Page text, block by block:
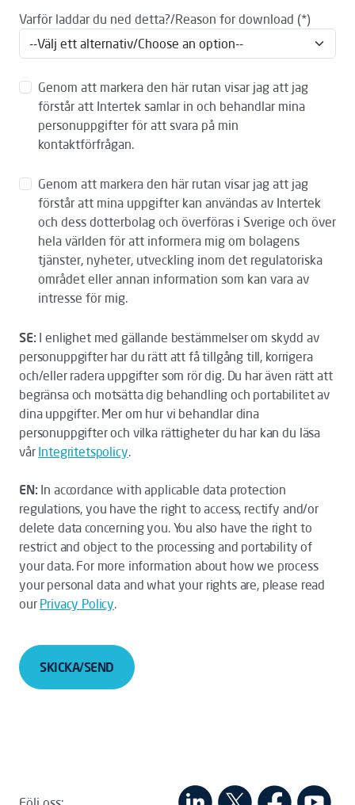
Varför laddar du ned detta?/Reason for download
Genom att markera den här rutan visar jag att jag
förstår att Intertek samlar in och behandlar mina
personuppgifter för att svara på min
kontaktförfrågan.
Genom att markera den här rutan visar jag att jag
förstår att mina uppgifter kan användas av Intertek
och dess dotterbolag och överföras i Sverige och över
hela världen för att informera mig om bolagens
tjänster, nyheter, utveckling inom det regulatoriska
området eller annan information som kan vara av
intresse för mig.
SE: I enlighet med gällande bestämmelser om skydd av
personuppgifter har du rätt att få tillgång till, korrigera
och/eller radera uppgifter som rör dig. Du har även rätt att
begränsa och motsätta dig behandling och portabilitet av
dina uppgifter. Mer om hur vi behandlar dina
personuppgifter och vilka rättigheter du har kan du läsa
vår Integritetspolicy.
EN: In accordance with applicable data protection
regulations, you have the right to access, rectify and/or
delete data concerning you. You also have the right to
restrict and object to the processing and portability of
your data. For more information about how we process
your personal data and what your rights are, please read
our Privacy Policy.
SKICKA/SEND